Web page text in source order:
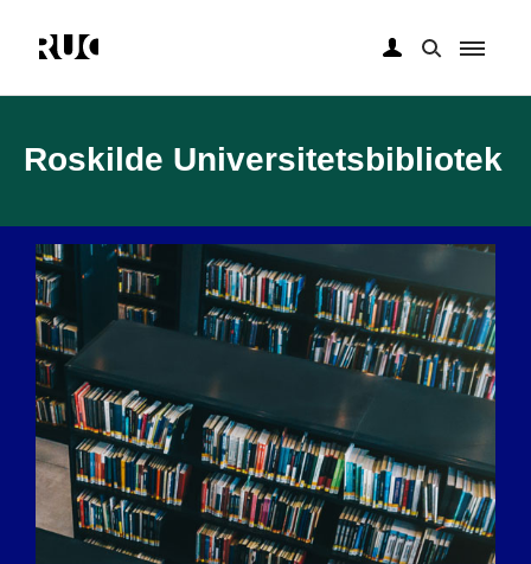
Roskilde Universitetsbibliotek